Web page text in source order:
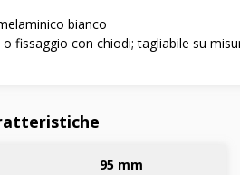
bianco
fissaggio con chiodi; tagliabile su
95 mm